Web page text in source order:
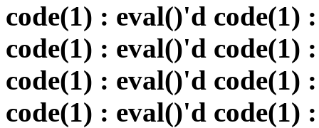
code(1) : eval()'d code(1)
code(1) : eval()'d code(1)
code(1) : eval()'d code(1)
code(1) : eval()'d code(1)